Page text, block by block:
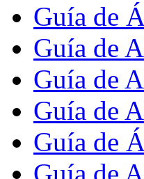
Guía de
Guía de
Guía de
Guía de
Guía de
Guía de